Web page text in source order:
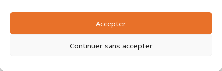
Accepter
Continuer sans accepter
Paramédical, compléments alimentaires
Paris 75